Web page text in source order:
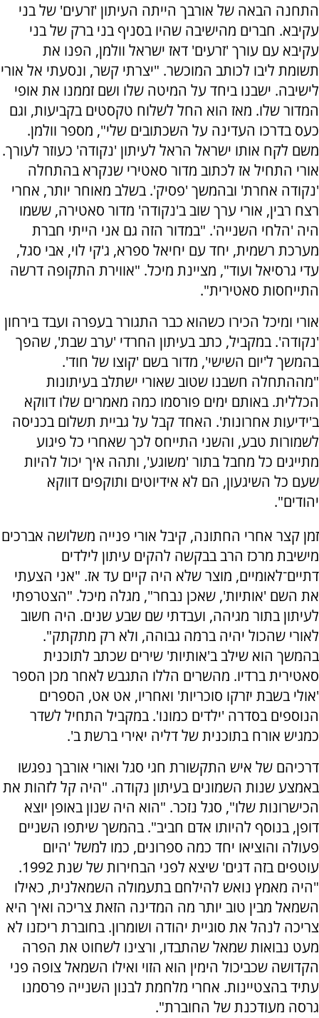
התחנה הבאה של אורבך הייתה העיתון 'זרעים' של בני
עקיבא. חברים מהישיבה שהיו בסניף בני ברק של בני
עקיבא עם עורך 'זרעים' דאז ישראל וולמן, הפנו את
תשומת ליבו לכותב המוכשר. "יצרתי קשר, ונסעתי אל אורי
לישיבה. ישבנו ביחד על המיטה שלו ושם זממנו את אופי
המדור שלו. מאז הוא החל לשלוח טקסטים בקביעות, וגם
כעס בדרכו העדינה על השכתובים שלי", מספר וולמן.
משם לקח אותו ישראל הראל לעיתון 'נקודה' כעוזר לעורך.
אורי התחיל אז לכתוב מדור סאטירי שנקרא בהתחלה
'נקודה אחרת' ובהמשך 'פסיק'. בשלב מאוחר יותר, אחרי
רצח רבין, אורי ערך שוב ב'נקודה' מדור סאטירה, ששמו
היה 'הלחי השנייה'. "במדור הזה גם אני הייתי חברת
מערכת רשמית, יחד עם יחיאל ספרא, ג'קי לוי, אבי סגל,
עדי גרסיאל ועוד", מציינת מיכל. "אווירת התקופה דרשה
התייחסות סאטירית".
אורי ומיכל הכירו כשהוא כבר התגורר בעפרה ועבד בירחון
'נקודה'. במקביל, כתב בעיתון החרדי 'ערב שבת', שהפך
בהמשך ל'יום השישי', מדור בשם 'קוצו של חוד'.
"מההתחלה חשבנו שטוב שאורי ישתלב בעיתונות
הכללית. באותם ימים פורסמו כמה מאמרים שלו דווקא
ב'ידיעות אחרונות'. האחד קבל על גביית תשלום בכניסה
לשמורות טבע, והשני התייחס לכך שאחרי כל פיגוע
מתייגים כל מחבל בתור 'משוגע', ותהה איך יכול להיות
שעם כל השיגעון, הם לא אידיוטים ותוקפים דווקא
יהודים".
זמן קצר אחרי החתונה, קיבל אורי פנייה משלושה אברכים
מישיבת מרכז הרב בבקשה להקים עיתון לילדים
דתיים־לאומיים, מוצר שלא היה קיים עד אז. "אני הצעתי
את השם 'אותיות', שאכן נבחר", מגלה מיכל. "הצטרפתי
לעיתון בתור מגיהה, ועבדתי שם שבע שנים. היה חשוב
לאורי שהכול יהיה ברמה גבוהה, ולא רק מתקתק".
בהמשך הוא שילב ב'אותיות' שירים שכתב לתוכנית
סאטירית ברדיו. מהשרים הללו התגבש לאחר מכן הספר
'אולי בשבת יזרקו סוכריות' ואחריו, אט אט, הספרים
הנוספים בסדרה 'ילדים כמונו'. במקביל התחיל לשדר
כמגיש אורח בתוכנית של דליה יאירי ברשת ב'.
דרכיהם של איש התקשורת חגי סגל ואורי אורבך נפגשו
באמצע שנות השמונים בעיתון נקודה. "היה קל לזהות את
הכישרונות שלו", סגל נזכר. "הוא היה שנון באופן יוצא
דופן, בנוסף להיותו אדם חביב". בהמשך שיתפו השניים
פעולה והוציאו יחד כמה ספרונים, כמו למשל 'היום
עוטפים בזה דגים' שיצא לפני הבחירות של שנת 1992.
"היה מאמץ נואש להילחם בתעמולה השמאלנית, כאילו
השמאל מבין טוב יותר מה המדינה הזאת צריכה ואיך היא
צריכה לנהל את סוגיית יהודה ושומרון. בחוברת ריכזנו לא
מעט נבואות שמאל שהתבדו, ורצינו לשחוט את הפרה
הקדושה שכביכול הימין הוא הזוי ואילו השמאל צופה פני
עתיד בהצטיינות. אחרי מלחמת לבנון השנייה פרסמנו
גרסה מעודכנת של החוברת".